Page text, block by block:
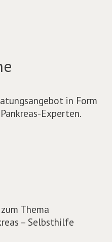
in Form
Experten.
Thema
– Selbsthilfe